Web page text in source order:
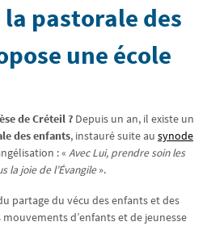
pastorale des
une école
de Créteil ? Depuis un an, il existe un
des enfants, instauré suite au synode
: « Avec Lui, prendre soin les
la joie de l’Évangile».
partage du vécu des enfants et des
d’enfants et de jeunesse